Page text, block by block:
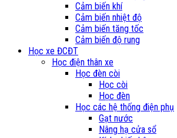
Cảm biến khí
Cảm biến nhiệt độ
Cảm biến tăng tốc
Cảm biến độ rung
Học xe ĐCĐT
Học điện thân xe
Học đèn còi
Học còi
Học đèn
Học các hệ thống điện phụ
Gạt nước
Nâng hạ cửa sổ